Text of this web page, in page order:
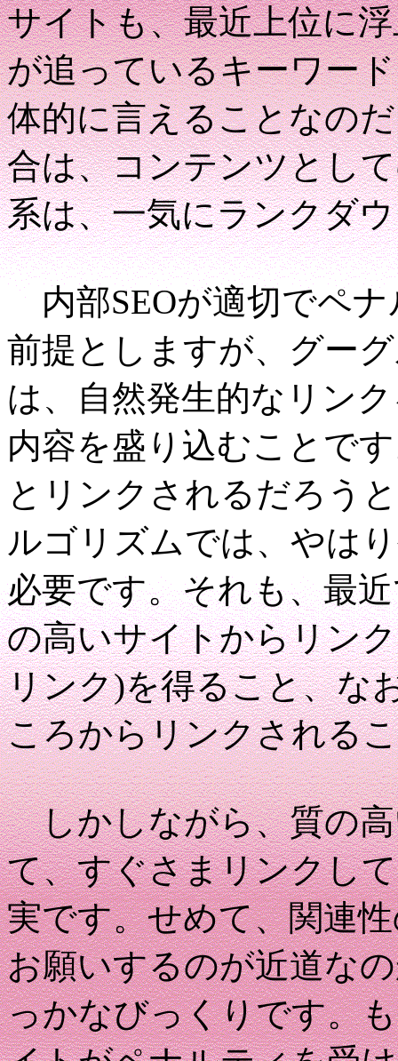
サイトも、最近上位に
が追っているキーワー
体的に言えることなの
合は、コンテンツとし
系は、一気にランクダ
内部SEOが適切でペ
前提としますが、グー
は、自然発生的なリン
内容を盛り込むことで
とリンクされるだろう
ルゴリズムでは、やは
必要です。それも、最
の高いサイトからリン
リンク)を得ること、な
ころからリンクされる
しかしながら、質の高
て、すぐさまリンクし
実です。せめて、関連
お願いするのが近道な
っかなびっくりです。